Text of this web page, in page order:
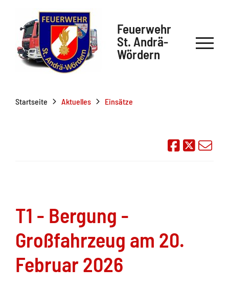
Feuerwehr
St. Andrä-
Wördern
Startseite Aktuelles Einsätze
Auf
T1 - Bergung -
Großfahrzeug am 20.
Februar 2026